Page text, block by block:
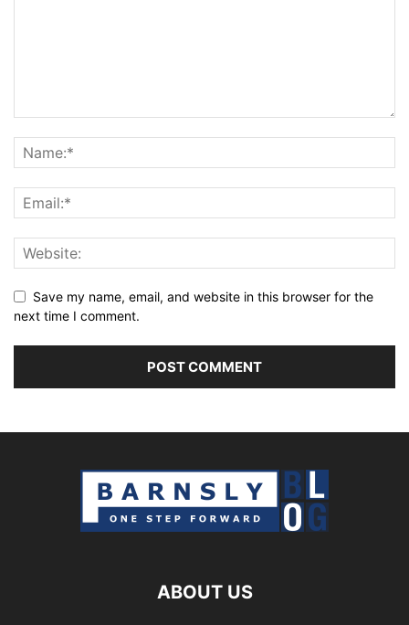
Save my name, email, and website in this browser for the
next time I comment.
ABOUT US